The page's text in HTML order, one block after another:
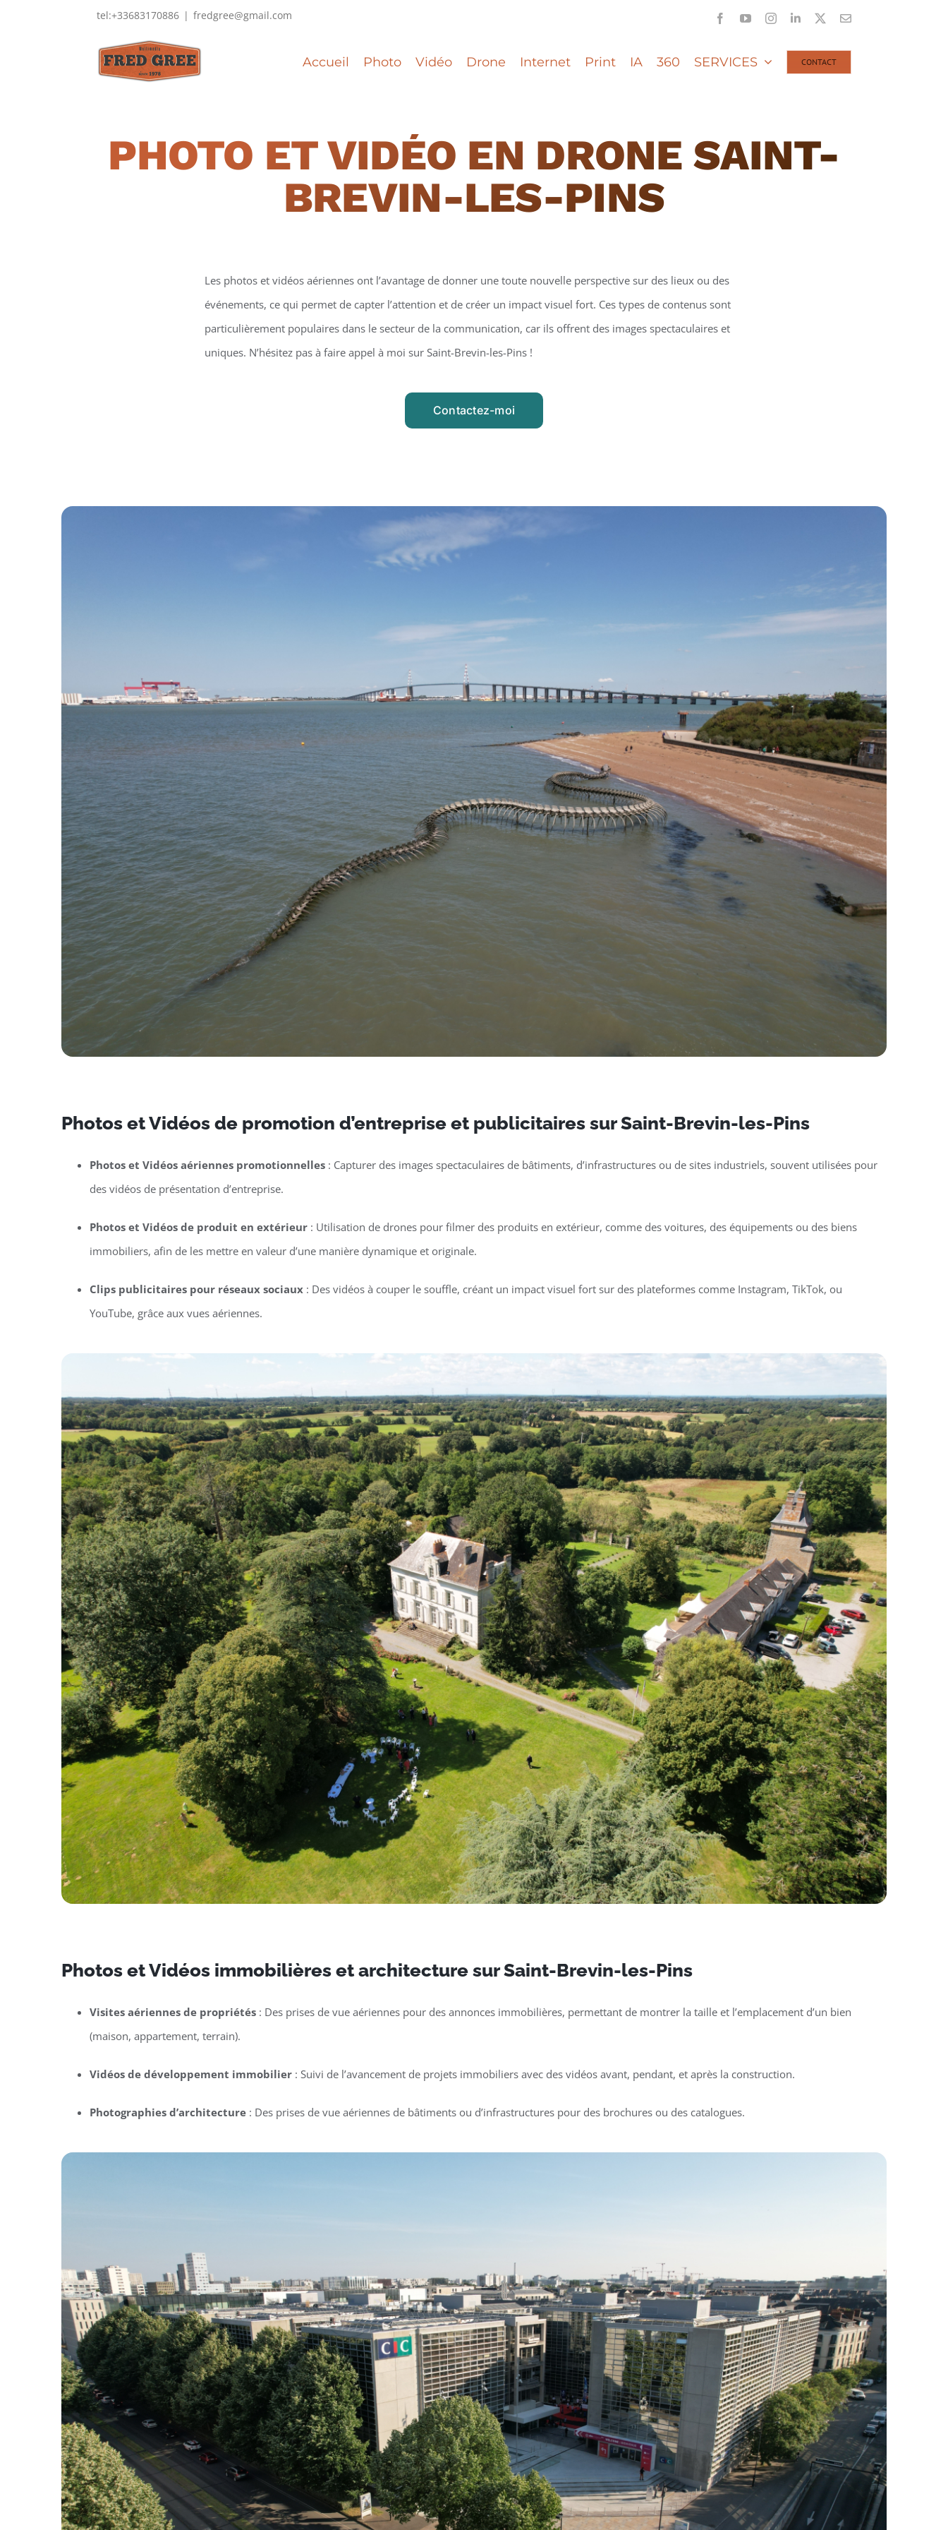
tel:+33683170886 | fredgree@gmail.com FacebookYouTubeInstagramLinkedIn Email
Accueil Photo Vidéo Drone Internet Print IA 360 SERVICES CONTACT
PHOTO ET VIDÉO EN DRONE SAINT-
BREVIN-LES-PINS
Les photos et vidéos aériennes ont l’avantage de donner une toute nouvelle perspective sur des lieux ou des
événements, ce qui permet de capter l’attention et de créer un impact visuel fort. Ces types de contenus sont
particulièrement populaires dans le secteur de la communication, car ils offrent des images spectaculaires et
uniques. N’hésitez pas à faire appel à moi sur Saint-Brevin-les-Pins !
Contactez-moi
Photos et Vidéos de promotion d’entreprise et publicitaires sur Saint-Brevin-les-Pins
Photos et Vidéos aériennes promotionnelles: Capturer des images spectaculaires de bâtiments, d’infrastructures ou de sites industriels, souvent utilisées pour
des vidéos de présentation d’entreprise.
Photos et Vidéos de produit en extérieur: Utilisation de drones pour filmer des produits en extérieur, comme des voitures, des équipements ou des biens
immobiliers, afin de les mettre en valeur d’une manière dynamique et originale.
Clips publicitaires pour réseaux sociaux: Des vidéos à couper le souffle, créant un impact visuel fort sur des plateformes comme Instagram, TikTok, ou
YouTube, grâce aux vues aériennes.
Photos et Vidéos immobilières et architecture sur Saint-Brevin-les-Pins
Visites aériennes de propriétés: Des prises de vue aériennes pour des annonces immobilières, permettant de montrer la taille et l’emplacement d’un bien
(maison, appartement, terrain).
Vidéos de développement immobilier: Suivi de l’avancement de projets immobiliers avec des vidéos avant, pendant, et après la construction.
Photographies d’architecture: Des prises de vue aériennes de bâtiments ou d’infrastructures pour des brochures ou des catalogues.